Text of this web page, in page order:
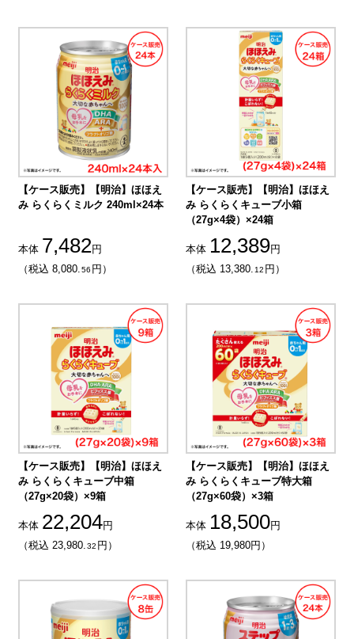
【ケース販売】【明治】ほほえ
み らくらくミルク 240ml×24本
本体 7,482円
（税込 8,080.56 円）
【ケース販売】【明治】ほほえ
み らくらくキューブ小箱
（27g×4袋）×24箱
本体 12,389円
（税込 13,380.12 円）
【ケース販売】【明治】ほほえ
み らくらくキューブ中箱
（27g×20袋）×9箱
本体 22,204円
（税込 23,980.32 円）
【ケース販売】【明治】ほほえ
み らくらくキューブ特大箱
（27g×60袋）×3箱
本体 18,500円
（税込 19,980円）